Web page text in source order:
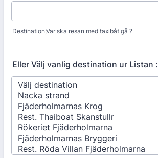
Destination;Var ska resan med taxibåt gå ?
Eller Välj vanlig destination ur Listan :